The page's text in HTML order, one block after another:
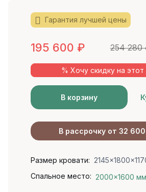
Гарантия лучшей цены
195 600 ₽ 254 280
% Хочу скидку на этот
В корзину
В рассрочку от 32
Размер кровати:
Спальное место: 2000x1600 мм